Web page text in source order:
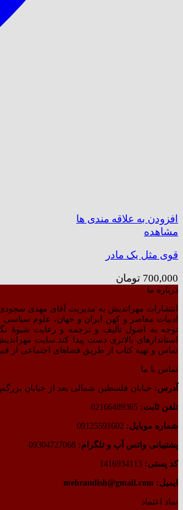
افزودن به علاقه مندی ها
مشاهده
قوی مثل یک مادر
700,000 تومان
درباره ما
انتشارات مهراندیش به مدیریت آقای مهدی سجودی مقدم در تاریخ مردادماه سال ۱۳۷۷ بر اساس مجوز
ادبیات معاصر و کهن ایران و جهان، علوم
توجه به اصول تألیف و ترجمه و رعایت
تماس و تهیه کتاب از طریق فضاهای اجتماعی از
تماس با ما
آدرس: خیابان فلسطین شمالی بعد از خیابان
تلفن ثابت:
شماره موبایل:
پشتیبانی واتس آپ و تلگرام:
کد پستی:
ایمیل: mehrandish@gmail.com
نماد اعتماد